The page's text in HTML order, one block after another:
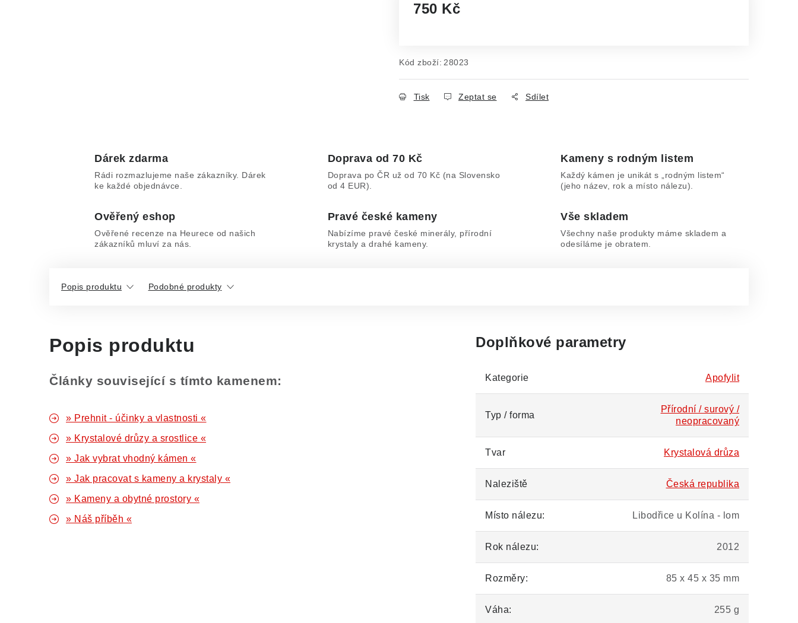
750 Kč
Kód zboží: 28023
Tisk Zeptat se Sdílet
Dárek zdarma
Rádi rozmazlujeme naše zákazníky. Dárek
ke každé objednávce.
Doprava od 70 Kč
Doprava po ČR už od 70 Kč (na Slovensko
od 4 EUR).
Kameny s rodným listem
Každý kámen je unikát s „rodným listem“
(jeho název, rok a místo nálezu).
Ověřený eshop
Ověřené recenze na Heurece od našich
zákazníků mluví za nás.
Pravé české kameny
Nabízíme pravé české minerály, přírodní
krystaly a drahé kameny.
Vše skladem
Všechny naše produkty máme skladem a
odesíláme je obratem.
Popis produktu Podobné produkty
Popis produktu
Články související s tímto kamenem:
» Prehnit - účinky a vlastnosti «
» Krystalové drůzy a srostlice «
» Jak vybrat vhodný kámen «
» Jak pracovat s kameny a krystaly «
» Kameny a obytné prostory «
» Náš příběh «
Doplňkové parametry
Kategorie Apofylit
Typ / forma
Přírodní / surový /
neopracovaný
Tvar Krystalová drůza
Naleziště Česká republika
Místo nálezu: Libodřice u Kolína - lom
Rok nálezu: 2012
Rozměry: 85 x 45 x 35 mm
Váha: 255 g